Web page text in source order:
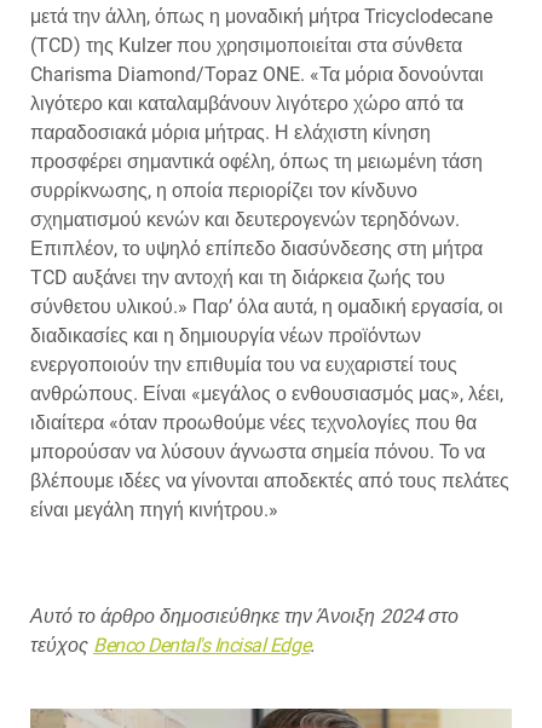
μετά την άλλη, όπως η μοναδική μήτρα Tricyclodecane
(TCD) της Kulzer που χρησιμοποιείται στα σύνθετα
Charisma Diamond/Topaz ONE. «Τα μόρια δονούνται
λιγότερο και καταλαμβάνουν λιγότερο χώρο από τα
παραδοσιακά μόρια μήτρας. Η ελάχιστη κίνηση
προσφέρει σημαντικά οφέλη, όπως τη μειωμένη τάση
συρρίκνωσης, η οποία περιορίζει τον κίνδυνο
σχηματισμού κενών και δευτερογενών τερηδόνων.
Επιπλέον, το υψηλό επίπεδο διασύνδεσης στη μήτρα
TCD αυξάνει την αντοχή και τη διάρκεια ζωής του
σύνθετου υλικού.» Παρ’ όλα αυτά, η ομαδική εργασία, οι
διαδικασίες και η δημιουργία νέων προϊόντων
ενεργοποιούν την επιθυμία του να ευχαριστεί τους
ανθρώπους. Είναι «μεγάλος ο ενθουσιασμός μας», λέει,
ιδιαίτερα «όταν προωθούμε νέες τεχνολογίες που θα
μπορούσαν να λύσουν άγνωστα σημεία πόνου. Το να
βλέπουμε ιδέες να γίνονται αποδεκτές από τους πελάτες
είναι μεγάλη πηγή κινήτρου.»
Αυτό το άρθρο δημοσιεύθηκε την Άνοιξη 2024 στο
τεύχος Benco Dental's Incisal Edge.